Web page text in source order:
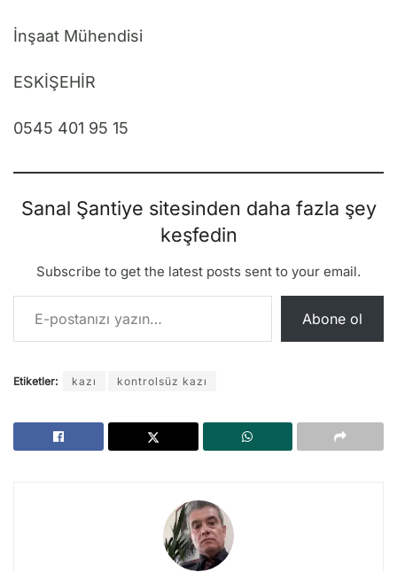
İnşaat Mühendisi
ESKİŞEHİR
0545 401 95 15
Sanal Şantiye sitesinden daha fazla şey
keşfedin
Subscribe to get the latest posts sent to your email.
E-postanızı yazın…
Abone ol
Etiketler: kazı kontrolsüz kazı